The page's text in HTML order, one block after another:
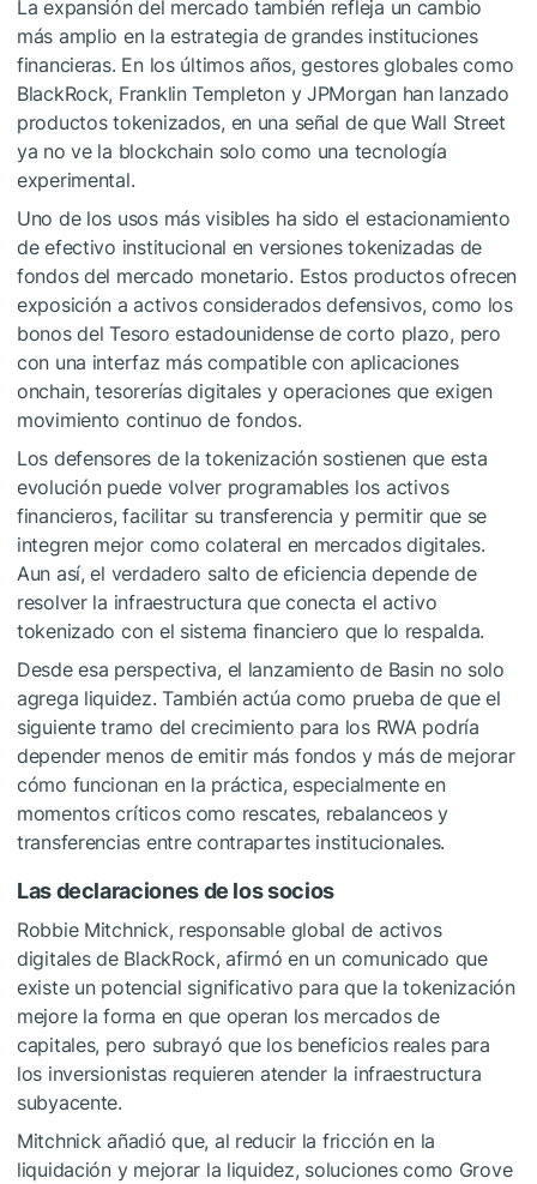
La expansión del mercado también refleja un cambio
más amplio en la estrategia de grandes instituciones
financieras. En los últimos años, gestores globales como
BlackRock, Franklin Templeton y JPMorgan han lanzado
productos tokenizados, en una señal de que Wall Street
ya no ve la blockchain solo como una tecnología
experimental.
Uno de los usos más visibles ha sido el estacionamiento
de efectivo institucional en versiones tokenizadas de
fondos del mercado monetario. Estos productos ofrecen
exposición a activos considerados defensivos, como los
bonos del Tesoro estadounidense de corto plazo, pero
con una interfaz más compatible con aplicaciones
onchain, tesorerías digitales y operaciones que exigen
movimiento continuo de fondos.
Los defensores de la tokenización sostienen que esta
evolución puede volver programables los activos
financieros, facilitar su transferencia y permitir que se
integren mejor como colateral en mercados digitales.
Aun así, el verdadero salto de eficiencia depende de
resolver la infraestructura que conecta el activo
tokenizado con el sistema financiero que lo respalda.
Desde esa perspectiva, el lanzamiento de Basin no solo
agrega liquidez. También actúa como prueba de que el
siguiente tramo del crecimiento para los RWA podría
depender menos de emitir más fondos y más de mejorar
cómo funcionan en la práctica, especialmente en
momentos críticos como rescates, rebalanceos y
transferencias entre contrapartes institucionales.
Las declaraciones de los socios
Robbie Mitchnick, responsable global de activos
digitales de BlackRock, afirmó en un comunicado que
existe un potencial significativo para que la tokenización
mejore la forma en que operan los mercados de
capitales, pero subrayó que los beneficios reales para
los inversionistas requieren atender la infraestructura
subyacente.
Mitchnick añadió que, al reducir la fricción en la
liquidación y mejorar la liquidez, soluciones como Grove